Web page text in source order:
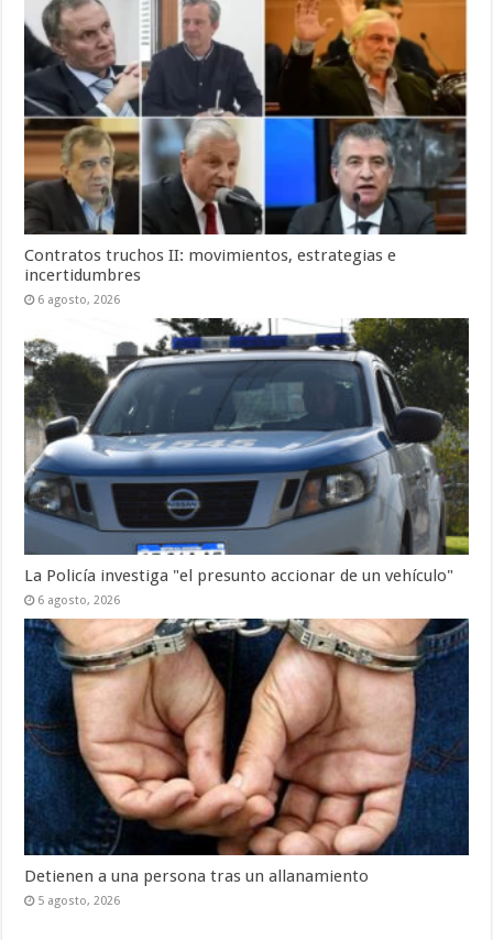
Contratos truchos II: movimientos, estrategias e
incertidumbres
6 agosto, 2026
La Policía investiga "el presunto accionar de un vehículo"
6 agosto, 2026
Detienen a una persona tras un allanamiento
5 agosto, 2026